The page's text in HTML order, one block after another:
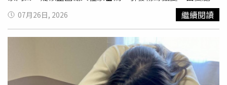
答，但他們認識很久了，常在活動上遇到，最近比較常出去
而已吧。」也表示郭源元是個「I人」，很樂見她出門跟朋
友互動。
姊妹孫涵、孫雨組成的By2，近期完成大陸南寧巡演後返
家，25日在社群平台分享住家監視器畫面。從畫面可見，一
名陌生男子站在住家門前，伸手反覆操作電子密碼鎖，疑似
嘗試輸入住家密碼，而監視器時間分別顯示為7月24日及25
日，代表連續兩天都有人出現在住家門外。另一段畫面則可
見，男子試按數次密碼未果後便自行離開，並未成功進入住
處。By2透露，巡演結束返家後打開家中監視器，才驚覺這
07月26日, 2026 繼續閱讀